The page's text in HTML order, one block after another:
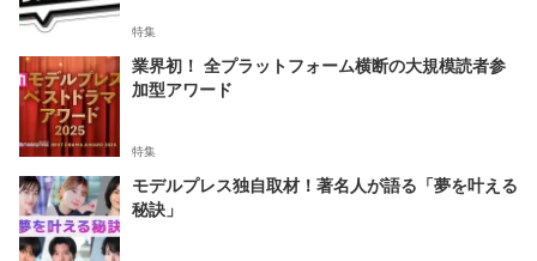
特集
業界初！ 全プラットフォーム横断の大規模読者参
加型アワード
特集
モデルプレス独自取材！著名人が語る「夢を叶える
秘訣」